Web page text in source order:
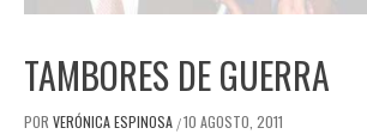
TAMBORES DE GUERRA
POR VERÓNICA ESPINOSA /10 AGOSTO, 2011